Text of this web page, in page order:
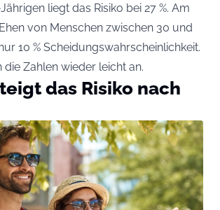
liegt das Risiko bei 27 %. Am
von Menschen zwischen 30 und
10 % Scheidungswahrscheinlichkeit.
die Zahlen wieder leicht an.
das Risiko nach